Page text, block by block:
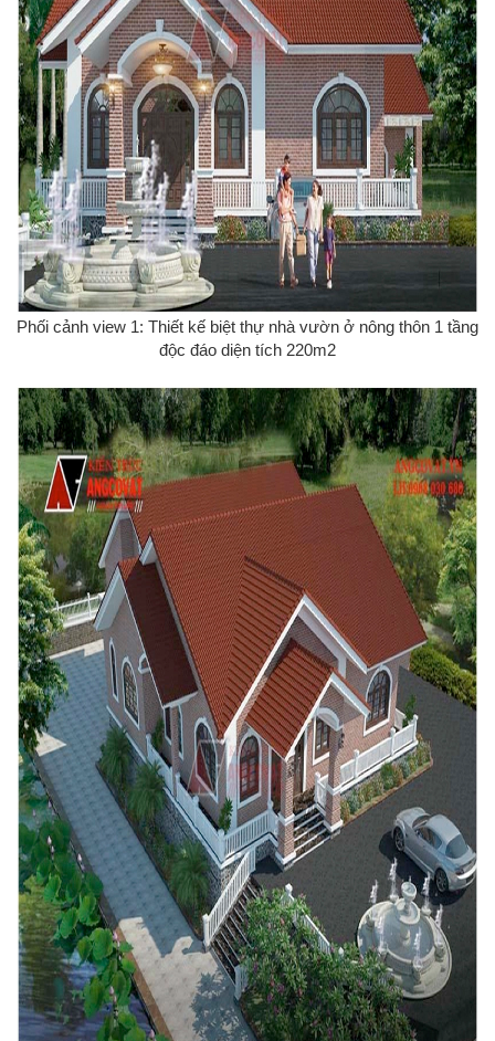
Phối cảnh view 1: Thiết kế biệt thự nhà vườn ở nông thôn 1 tầng
độc đáo diện tích 220m2